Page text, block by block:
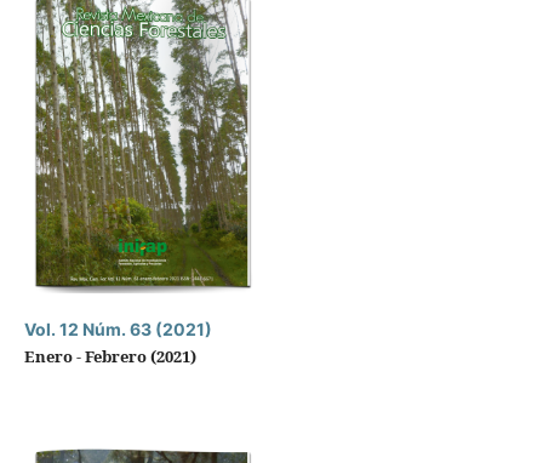
Vol. 12 Núm. 63 (2021)
Enero - Febrero (2021)